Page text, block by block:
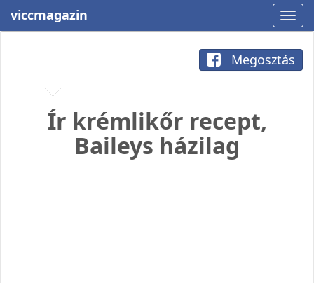
viccmagazin
Megosztás
Ír krémlikőr recept,
Baileys házilag